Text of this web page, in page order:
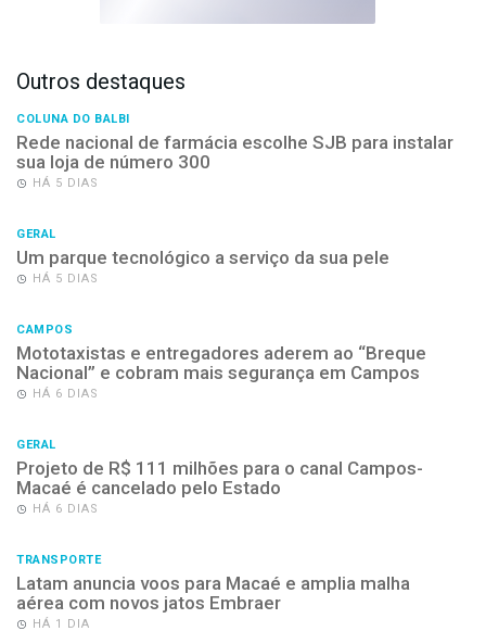
Outros destaques
COLUNA DO BALBI
Rede nacional de farmácia escolhe SJB para instalar
sua loja de número 300
HÁ 5 DIAS
GERAL
Um parque tecnológico a serviço da sua pele
HÁ 5 DIAS
CAMPOS
Mototaxistas e entregadores aderem ao “Breque
Nacional” e cobram mais segurança em Campos
HÁ 6 DIAS
GERAL
Projeto de R$ 111 milhões para o canal Campos-
Macaé é cancelado pelo Estado
HÁ 6 DIAS
TRANSPORTE
Latam anuncia voos para Macaé e amplia malha
aérea com novos jatos Embraer
HÁ 1 DIA